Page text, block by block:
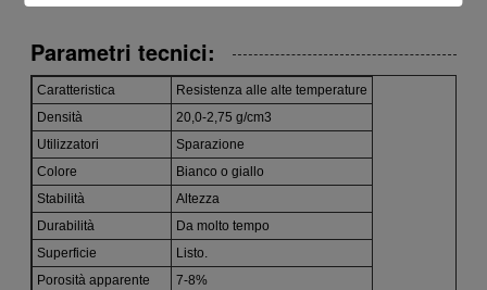
Parametri tecnici:
Caratteristica
Resistenza alle alte temperature
Densità
20,0-2,75 g/cm3
Utilizzatori
Sparazione
Colore
Bianco o giallo
Stabilità
Altezza
Durabilità
Da molto tempo
Superficie
Listo.
Porosità apparente
7-8%